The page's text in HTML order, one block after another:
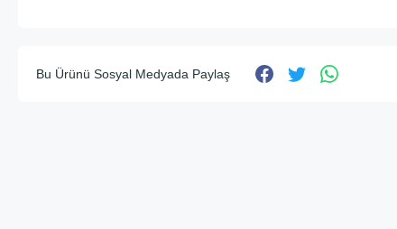
Bu Ürünü Sosyal Medyada Paylaş